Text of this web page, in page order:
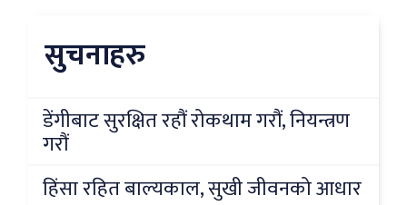
सुचनाहरु
डेंगीबाट सुरक्षित रहौं रोकथाम गरौं, नियन्त्रण
गरौं
हिंसा रहित बाल्यकाल, सुखी जीवनको आधार